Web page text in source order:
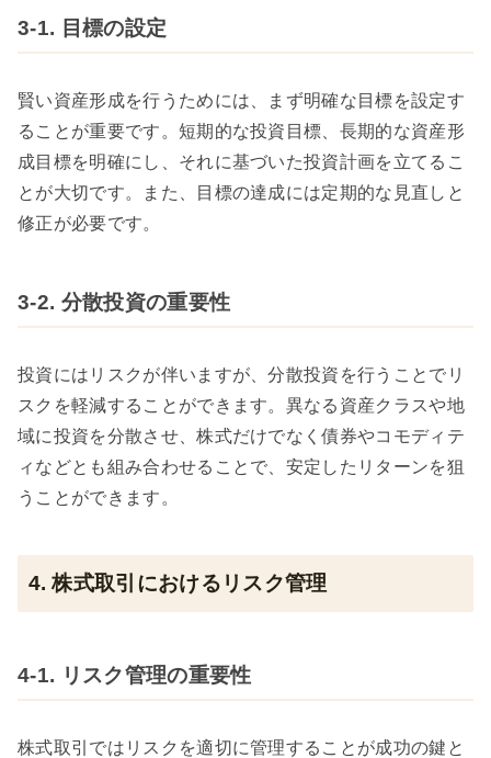
3-1. 目標の設定
賢い資産形成を行うためには、まず明確な目標を設定す
ることが重要です。短期的な投資目標、長期的な資産形
成目標を明確にし、それに基づいた投資計画を立てるこ
とが大切です。また、目標の達成には定期的な見直しと
修正が必要です。
3-2. 分散投資の重要性
投資にはリスクが伴いますが、分散投資を行うことでリ
スクを軽減することができます。異なる資産クラスや地
域に投資を分散させ、株式だけでなく債券やコモディテ
ィなどとも組み合わせることで、安定したリターンを狙
うことができます。
4. 株式取引におけるリスク管理
4-1. リスク管理の重要性
株式取引ではリスクを適切に管理することが成功の鍵と